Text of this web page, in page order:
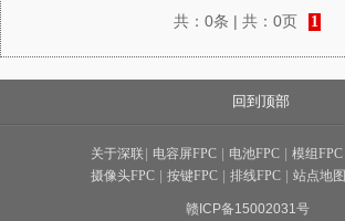
共： 0条 | 共： 0页 1
回到顶部
关于深联 电容屏FPC 电池FPC 模组FPC
摄像头FPC
按键FPC 排线FPC 站点地图
赣ICP备15002031号